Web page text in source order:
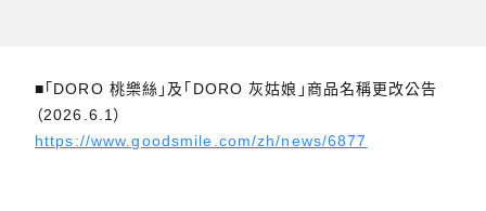
■「DORO 桃樂絲」及「DORO 灰姑娘」商品名稱更改公告
（2026.6.1）
https://www.goodsmile.com/zh/news/6877